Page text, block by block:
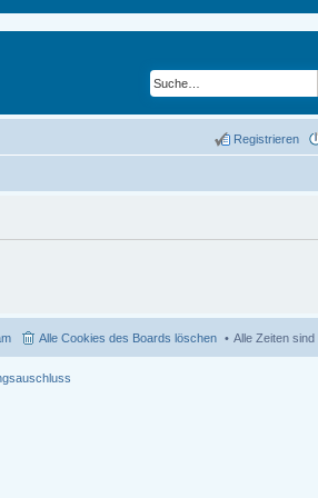
Registrieren
Alle Zeiten sind
Alle Cookies des Boards löschen